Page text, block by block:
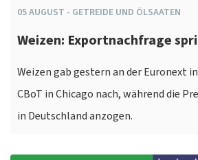
05AUGUST - GETREIDE UND ÖLSAATEN
Weizen: Exportnachfrage
Weizen gab gestern an der Euronext
CBoT in Chicago nach, während die
in Deutschland anzogen.